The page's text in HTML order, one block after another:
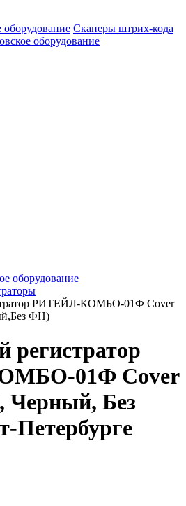
оборудование Сканеры штрих-кода
оборудование
оборудование
РИТЕЙЛ-КОМБО-01Ф Cover
ФН)
01Ф Cover
Черный, Без
Петербурге